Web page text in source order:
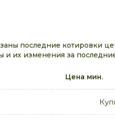
последние котировки
и их изменения за
Цена мин.